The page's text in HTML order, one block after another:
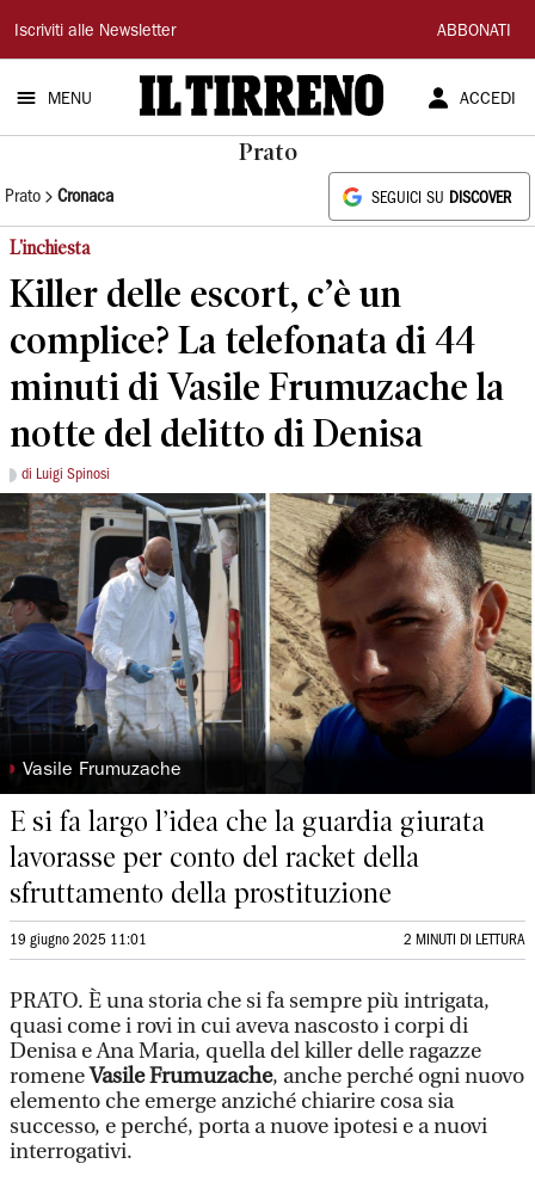
Il
Tirreno
Iscriviti alle Newsletter ABBONATI
MENU ACCEDI
Prato
Prato Cronaca SEGUICI SU DISCOVER
L'inchiesta
Killer delle escort, c’è un
complice? La telefonata di 44
minuti di Vasile Frumuzache la
notte del delitto di Denisa
di Luigi Spinosi
◗ Vasile Frumuzache
E si fa largo l’idea che la guardia giurata
lavorasse per conto del racket della
sfruttamento della prostituzione
19 giugno 2025 11:01 2 MINUTI DI LETTURA
PRATO. È una storia che si fa sempre più intrigata,
quasi come i rovi in cui aveva nascosto i corpi di
Denisa e Ana Maria, quella del killer delle ragazze
romeneVasile Frumuzache, anche perché ogni nuovo
elemento che emerge anziché chiarire cosa sia
successo, e perché, porta a nuove ipotesi e a nuovi
interrogativi.